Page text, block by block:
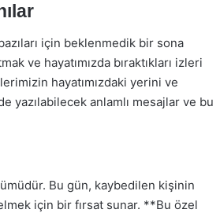
için beklenmedik bir sona
ve hayatımızda bıraktıkları izleri
hayatımızdaki yerini ve
yazılabilecek anlamlı mesajlar ve bu
Bu gün, kaybedilen kişinin
için bir fırsat sunar. **Bu özel